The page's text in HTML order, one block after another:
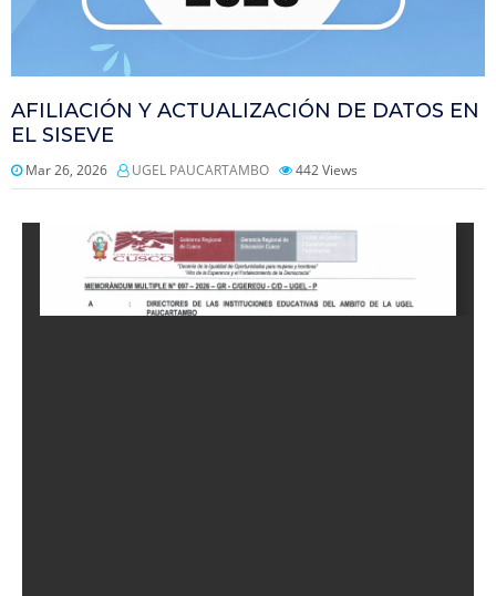
AFILIACIÓN Y ACTUALIZACIÓN DE DATOS EN
EL SISEVE
Mar 26, 2026 UGEL PAUCARTAMBO 442Views